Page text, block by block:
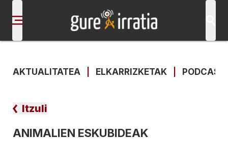
AKTUALITATEA ELKARRIZKETAK
Itzuli
ANIMALIEN ESKUBIDEAK